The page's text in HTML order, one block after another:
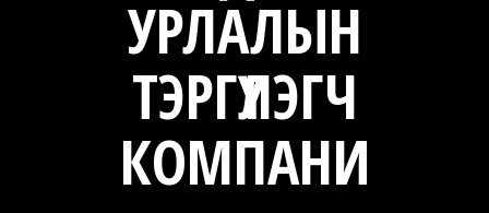
УРЛАЛЫН
ТЭРГҮҮЛЭГЧ
КОМПАНИ